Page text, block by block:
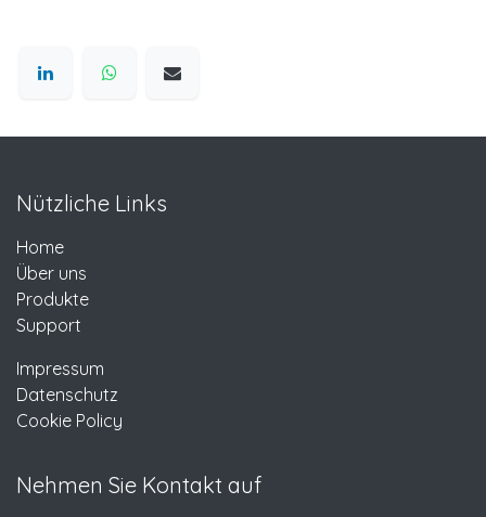
Nützliche Links
Home
Über uns
Produkte
Support
Impressum
Datenschutz
Cookie Policy
Nehmen Sie Kontakt auf